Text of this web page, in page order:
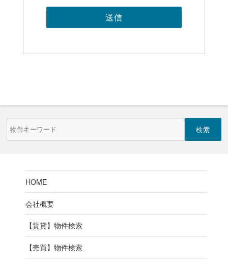
物
件
HOME
会社概要
【賃貸】物件検索
【売買】物件検索